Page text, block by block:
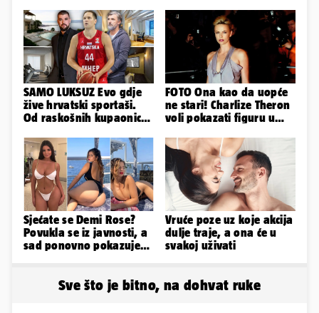
SAMO LUKSUZ Evo gdje
žive hrvatski sportaši.
Od raskošnih kupaonica
FOTO Ona kao da uopće
ne stari! Charlize Theron
voli pokazati figuru u
Sjećate se Demi Rose?
Povukla se iz javnosti, a
sad ponovno pokazuje
Vruće poze uz koje akcija
dulje traje, a ona će u
svakoj uživati
Sve što je bitno, na dohvat ruke